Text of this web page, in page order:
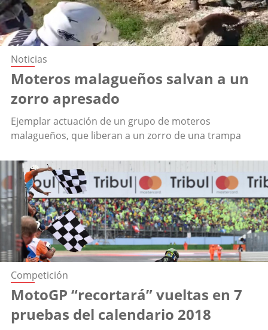
Noticias
Moteros malagueños salvan a un
zorro apresado
Ejemplar actuación de un grupo de moteros
malagueños, que liberan a un zorro de una trampa
Competición
MotoGP “recortará” vueltas en 7
pruebas del calendario 2018